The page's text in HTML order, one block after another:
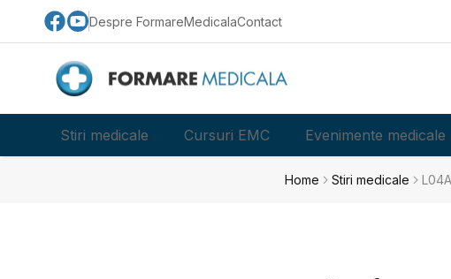
Despre FormareMedicalaContact
Stiri medicale Cursuri EMC Evenimente medicale
Home Stiri medicale